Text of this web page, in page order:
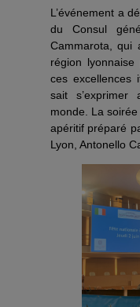
L’événement a
du Consul
Cammarota, qui
région
ces excellences
sait
monde. La
apéritif préparé
Lyon, Antonello